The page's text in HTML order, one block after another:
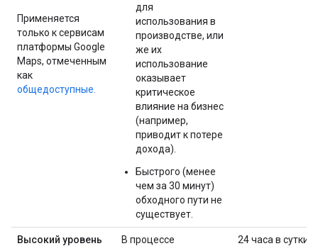
Применяется
только к сервисам
платформы Google
Maps, отмеченным
как
общедоступные.
для
использования в
производстве, или
же их
использование
оказывает
критическое
влияние на бизнес
(например,
приводит к потере
дохода).
Быстрого (менее
чем за 30 минут)
обходного пути не
существует.
Высокий уровень
В процессе
24 часа в сутки